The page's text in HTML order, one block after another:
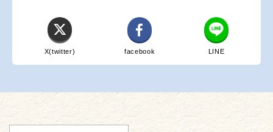
X(twitter) facebook LINE